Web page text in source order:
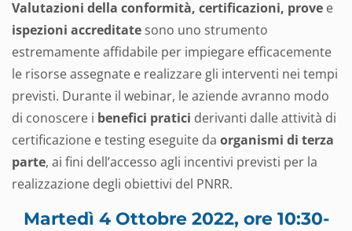
Valutazioni della conformità, certificazioni, prove e
ispezioni accreditate sono uno strumento
estremamente affidabile per impiegare efficacemente
le risorse assegnate e realizzare gli interventi nei tempi
previsti. Durante il webinar, le aziende avranno modo
di conoscere i benefici pratici derivanti dalle attività di
certificazione e testing eseguite da organismi di terza
parte, ai fini dell’accesso agli incentivi previsti per la
realizzazione degli obiettivi del PNRR.
Martedì 4 Ottobre 2022, ore 10:30-